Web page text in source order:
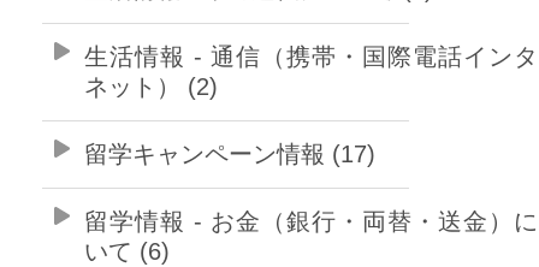
生活情報 - 通信（携帯・国際電話イン
ネット） (2)
留学キャンペーン情報 (17)
留学情報 - お金（銀行・両替・送金）
いて (6)